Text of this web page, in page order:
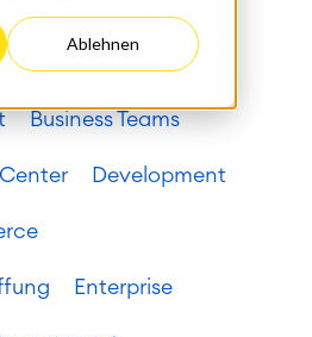
Ablehnen
Automotive DE
Business Teams
Development
Enterprise